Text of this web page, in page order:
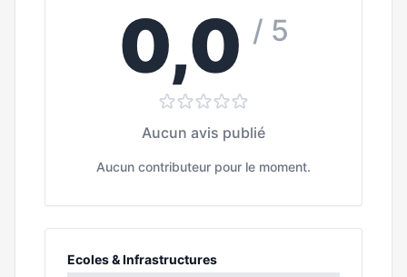
0,0 / 5
Aucun avis publié
Aucun contributeur pour le moment.
Ecoles & Infrastructures